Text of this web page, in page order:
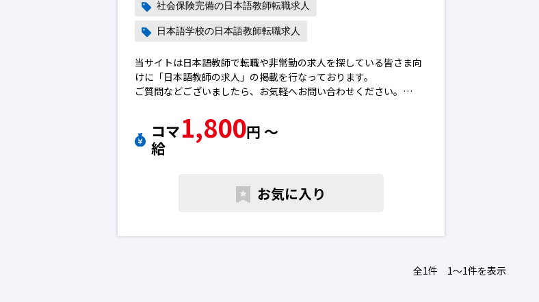
社会保険完備の日本語教師転職求人
日本語学校の日本語教師転職求人
当サイトは日本語教師で転職や非常勤の求人を探している皆さま向
けに「日本語教師の求人」の掲載を行なっております。
ご質問などございましたら、お気軽へお問い合わせください。
※求人によっては募集が終了している場合がございます。予めご了承
下さい。オンライン日本語教師の転職求人
コマ
給
1,800円 〜
お気に入り
全1件 1〜1件を表示